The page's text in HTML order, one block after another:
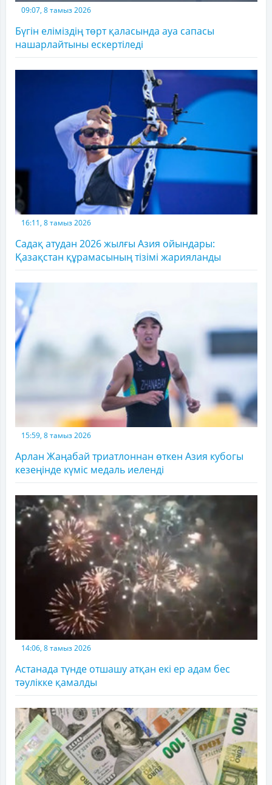
09:07, 8 тамыз 2026
Бүгін еліміздің төрт қаласында ауа сапасы
нашарлайтыны ескертіледі
16:11, 8 тамыз 2026
Садақ атудан 2026 жылғы Азия ойындары:
Қазақстан құрамасының тізімі жарияланды
15:59, 8 тамыз 2026
Арлан Жаңабай триатлоннан өткен Азия кубогы
кезеңінде күміс медаль иеленді
14:06, 8 тамыз 2026
Астанада түнде отшашу атқан екі ер адам бес
тәулікке қамалды